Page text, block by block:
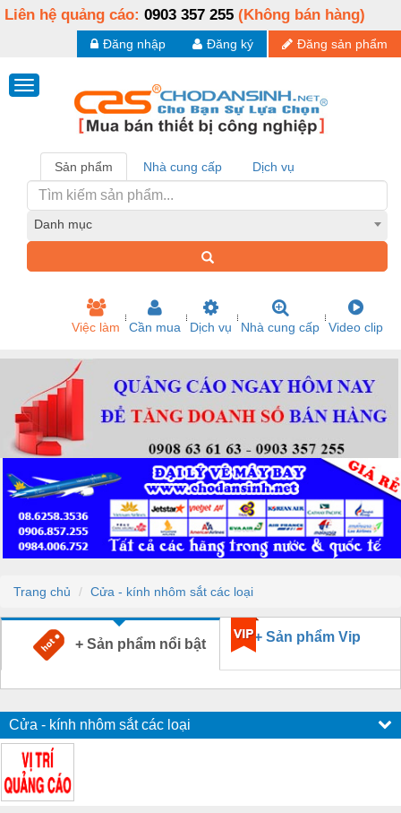
Liên hệ quảng cáo: 0903 357 255 (Không bán hàng)
Đăng sản phẩm
Đăng ký
Đăng nhập
Sản phẩm Nhà cung cấp Dịch vụ
Danh mục
Việc làm Cần mua Dịch vụ Nhà cung cấp Video clip
Trang chủ Cửa - kính nhôm sắt các loại
+ Sản phẩm nổi bật + Sản phẩm Vip
Cửa - kính nhôm sắt các loại